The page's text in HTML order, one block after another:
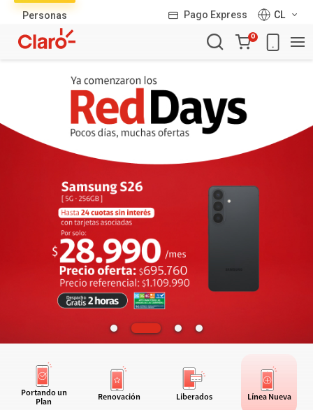
Personas Pago Express
CL
Carro
de
0
Portando un
Plan
Renovación Liberados Línea Nueva
productos